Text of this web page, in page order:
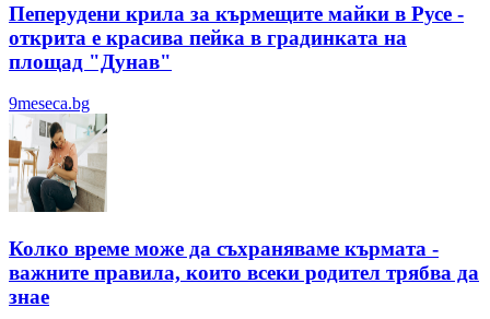
Пеперудени крила за кърмещите майки в Русе -
открита е красива пейка в градинката на
площад "Дунав"
9meseca.bg
Колко време може да съхраняваме кърмата -
важните правила, които всеки родител трябва да
знае